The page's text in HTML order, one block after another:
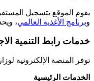
يقوم الموقع بتسجيل المستفيدين
وبرنامج الأغذية العالمي،
خدمات رابط التنمية
توفر المنصة الإلكترونية
الخدمات الرئيسية